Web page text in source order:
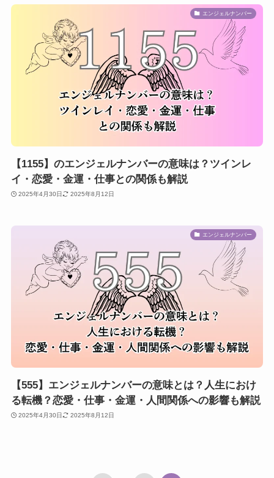
エンジェルナンバー
【1155】のエンジェルナンバーの意味は？ツインレ
イ・恋愛・金運・仕事との関係も解説
2025年4月30日 2025年8月12日
エンジェルナンバー
【555】エンジェルナンバーの意味とは？人生におけ
る転機？恋愛・仕事・金運・人間関係への影響も解説
2025年4月30日 2025年8月12日